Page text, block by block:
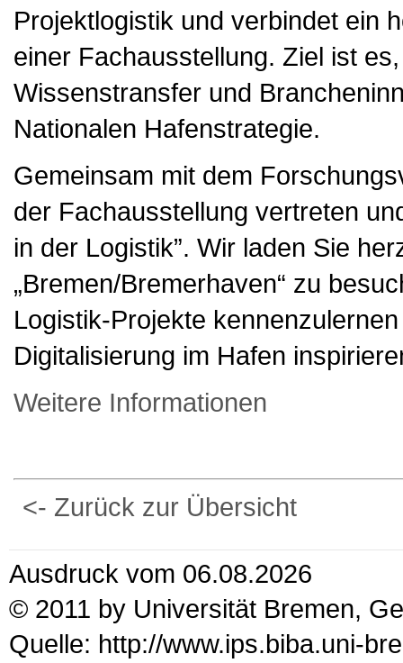
Projektlogistik und verbindet ein
einer Fachausstellung. Ziel ist
Wissenstransfer und
Nationalen Hafenstrategie.
Gemeinsam mit dem
der Fachausstellung vertreten
in der Logistik”. Wir laden Sie
„Bremen/Bremerhaven“ zu
Logistik-Projekte
Digitalisierung im Hafen
Weitere Informationen
<- Zurück zur Übersicht
Ausdruck vom 06.08.2026
© 2011 by Universität Bremen,
Quelle: http://www.ips.biba.uni-